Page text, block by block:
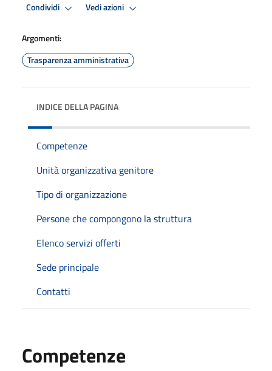
Condividi Vedi azioni
Argomenti:
Trasparenza amministrativa
INDICE DELLA PAGINA
Competenze
Unità organizzativa genitore
Tipo di organizzazione
Persone che compongono la struttura
Elenco servizi offerti
Sede principale
Contatti
Competenze